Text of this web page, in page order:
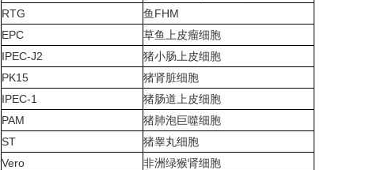
RTG
鱼FHM
EPC
草鱼上皮瘤细胞
IPEC-J2
猪小肠上皮细胞
PK15
猪肾脏细胞
IPEC-1
猪肠道上皮细胞
PAM
猪肺泡巨噬细胞
ST
猪睾丸细胞
Vero
非洲绿猴肾细胞